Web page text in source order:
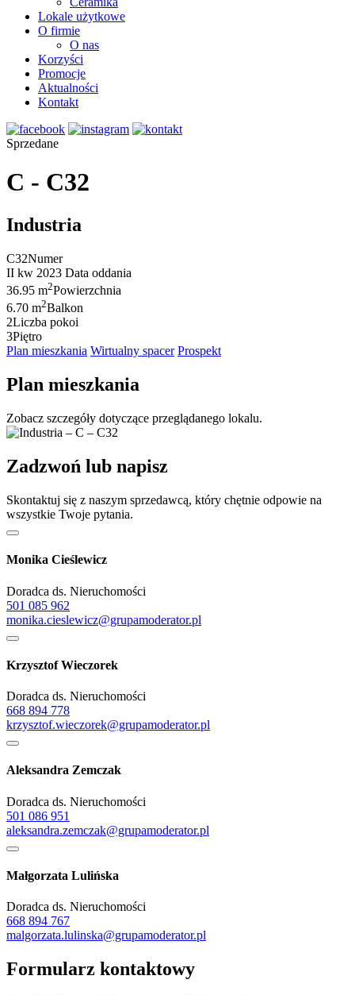
Lokale użytkowe
O firmie
O nas
Korzyści
Promocje
Aktualności
Kontakt
Sprzedane
C - C32
Industria
C32Numer
II kw 2023 Data oddania
36.95 m2Powierzchnia
6.70 m2Balkon
2Liczba pokoi
3Piętro
Plan mieszkania Wirtualny spacer Prospekt
Plan mieszkania
Zobacz szczegóły dotyczące przeglądanego lokalu.
Zadzwoń lub napisz
Skontaktuj się z naszym sprzedawcą, który chętnie odpowie na
wszystkie Twoje pytania.
Monika Cieślewicz
Doradca ds. Nieruchomości
501 085 962
monika.cieslewicz@grupamoderator.pl
Krzysztof Wieczorek
Doradca ds. Nieruchomości
668 894 778
krzysztof.wieczorek@grupamoderator.pl
Aleksandra Zemczak
Doradca ds. Nieruchomości
501 086 951
aleksandra.zemczak@grupamoderator.pl
Małgorzata Lulińska
Doradca ds. Nieruchomości
668 894 767
malgorzata.lulinska@grupamoderator.pl
Formularz kontaktowy